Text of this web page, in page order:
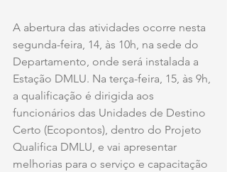
A abertura das atividades ocorre nesta
segunda-feira, 14, às 10h, na sede do
Departamento, onde será instalada a
Estação DMLU. Na terça-feira, 15, às 9h,
a qualificação é dirigida aos
funcionários das Unidades de Destino
Certo (Ecopontos), dentro do Projeto
Qualifica DMLU, e vai apresentar
melhorias para o serviço e capacitação